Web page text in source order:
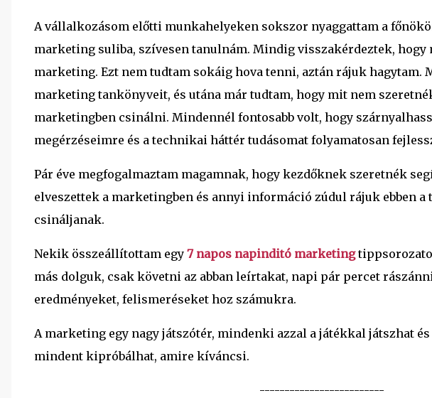
A vállalkozásom előtti munkahelyeken sokszor nyaggattam a
marketing suliba, szívesen tanulnám. Mindig visszakérdeztek, hogy
marketing. Ezt nem tudtam sokáig hova tenni, aztán rájuk hagytam.
marketing tankönyveit, és utána már tudtam, hogy mit nem
marketingben csinálni. Mindennél fontosabb volt, hogy
megérzéseimre és a technikai háttér tudásomat folyamatosan
Pár éve megfogalmaztam magamnak, hogy kezdőknek szeretnék
elveszettek a marketingben és annyi információ zúdul rájuk ebben a
csináljanak.
Nekik összeállítottam egy 7 napos napinditó marketing
más dolguk, csak követni az abban leírtakat, napi pár percet
eredményeket, felismeréseket hoz számukra.
A marketing egy nagy játszótér, mindenki azzal a játékkal játszhat
mindent kipróbálhat, amire kíváncsi.
-------------------------